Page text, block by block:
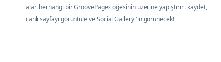
alan herhangi bir GroovePages öğesinin üzerine yapıştırın. kaydet,
canlı sayfayı görüntüle ve Social Gallery 'in görünecek!